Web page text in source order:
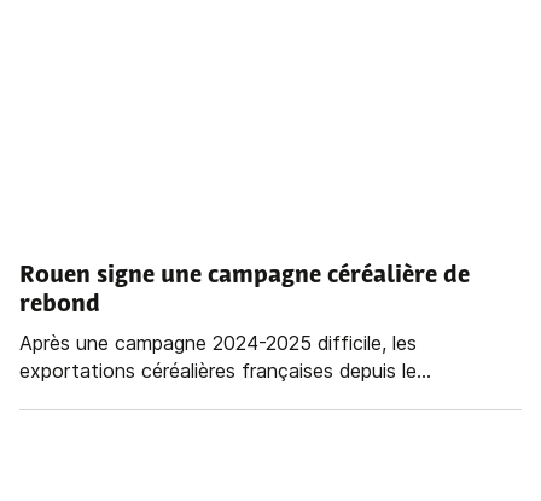
Rouen signe une campagne céréalière de
rebond
Après une campagne 2024-2025 difficile, les
exportations céréalières françaises depuis le...